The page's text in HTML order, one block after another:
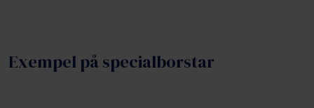
Exempel på specialborstar